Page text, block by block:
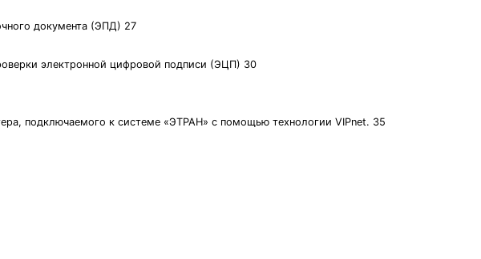
документа (ЭПД) 27
электронной цифровой подписи (ЭЦП) 30
подключаемого к системе «ЭТРАН» с помощью технологии VIPnet. 35